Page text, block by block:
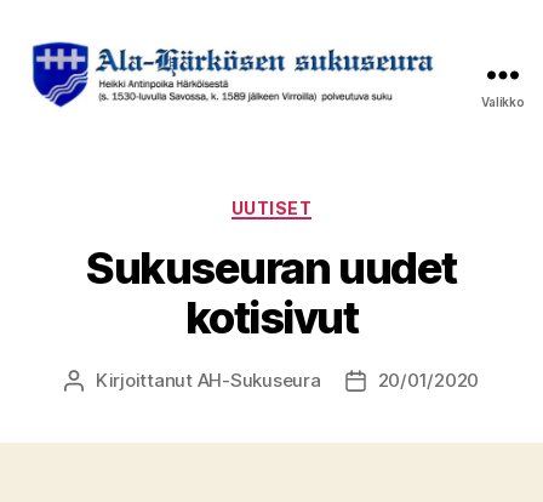
Valikko
Kategoriat
UUTISET
Sukuseuran uudet
kotisivut
Kirjoittaja
Kirjoittanut AH-Sukuseura Julkaisupäivämäärä
20/01/2020